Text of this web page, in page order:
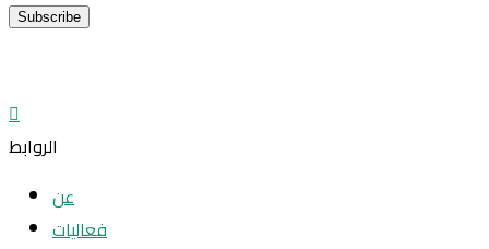
الروابط
عن
فعاليات